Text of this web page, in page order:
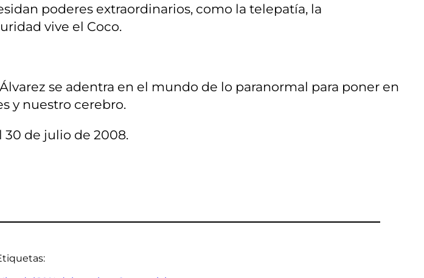
poderes extraordinarios, como la telepatía, la
vive el Coco.
se adentra en el mundo de lo paranormal para poner en
y nuestro cerebro.
30 de julio de 2008.